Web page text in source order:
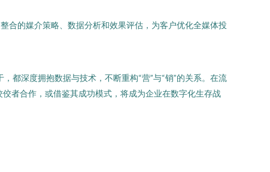
合的媒介策略、数据分析和效果评估，为客户优化全媒体投
都深度拥抱数据与技术，不断重构“营”与“销”的关系。在流
者合作，或借鉴其成功模式，将成为企业在数字化生存战